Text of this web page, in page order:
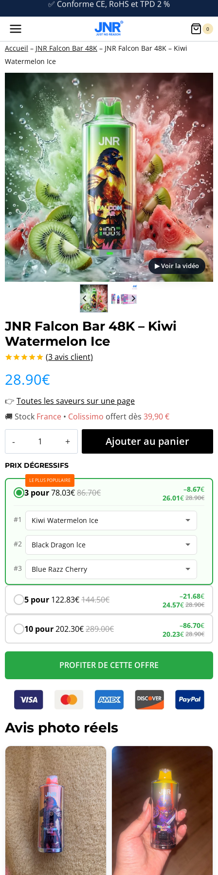
contenu
🔞 Vente interdite aux moins de 18 ans
0
Accueil – JNR Falcon Bar 48K – JNR Falcon Bar 48K – Kiwi
Watermelon Ice
▶ Voir la vidéo
JNR Falcon Bar 48K – Kiwi
Watermelon Ice
sur 5 basé
sur
client
(3avis client)
28.90€
👉 Toutes les saveurs sur une page
🚚 Stock France • Colissimo offert dès 39,90 €
de
JNR
Falcon
Bar
48K
Kiwi
Watermelon
Ajouter au panier
PRIX DÉGRESSIFS
LE PLUS POPULAIRE
3 pour78.03€86.70€ –8.67€
26.01€28.90€
#1
#2
#3
5 pour 122.83€144.50€ –21.68€
24.57€28.90€
10 pour202.30€289.00€ –86.70€
20.23€28.90€
PROFITER DE CETTE OFFRE
Avis photo réels